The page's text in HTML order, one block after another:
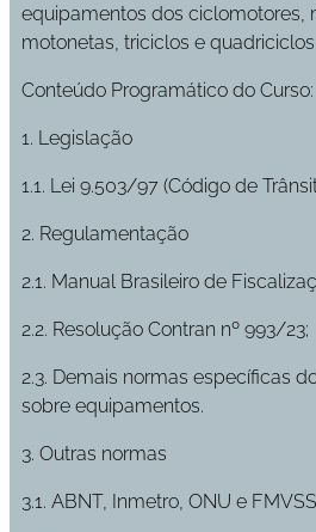
equipamentos dos ciclomotores,
motonetas, triciclos e quadriciclos.
Conteúdo Programático do Curso:
1. Legislação
1.1. Lei 9.503/97 (Código de
2. Regulamentação
2.1. Manual Brasileiro de
2.2. Resolução Contran nº 993/23;
2.3. Demais normas específicas
sobre equipamentos.
3. Outras normas
3.1. ABNT, Inmetro, ONU e